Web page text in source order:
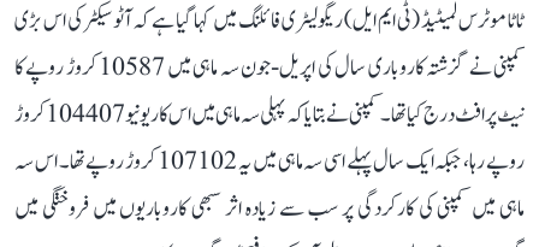
ٹاٹا موٹرس لمیٹیڈ (ٹی ایم ایل) ریگولیٹری فائلنگ میں کہا گیا ہے کہ آٹو سیکٹر کی اس بڑی
کمپنی نے گزشتہ کاروباری سال کی اپریل-جون سہ ماہی میں 10587 کروڑ روپے کا
نیٹ پرافٹ درج کیا تھا۔ کمپنی نے بتایا کہ پہلی سہ ماہی میں اس کا ریونیو 104407 کروڑ
روپے رہا، جبکہ ایک سال پہلے اسی سہ ماہی میں یہ 107102 کروڑ روپے تھا۔ اس سہ
ماہی میں کمپنی کی کارکردگی پر سب سے زیادہ اثر سبھی کاروباریوں میں فروختگی میں